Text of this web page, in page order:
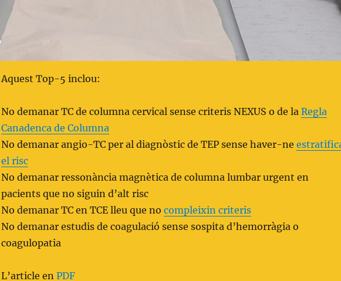
Aquest Top-5 inclou:
No demanar TC de columna cervical sense criteris NEXUS o de la Regla
Canadenca de Columna
No demanar angio-TC per al diagnòstic de TEP sense haver-ne
el risc
No demanar ressonància magnètica de columna lumbar urgent en
pacients que no siguin d’alt risc
No demanar TC en TCE lleu que no compleixin criteris
No demanar estudis de coagulació sense sospita d’hemorràgia o
coagulopatia
L’article en PDF